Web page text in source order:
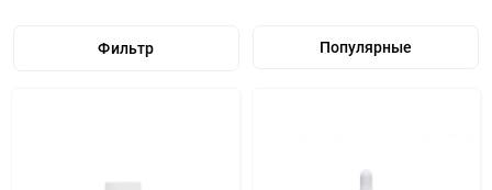
Фильтр